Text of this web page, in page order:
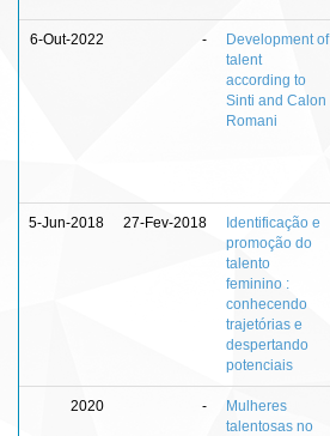
6-Out-2022 -
Development of
talent
according to
Sinti and Calon
Romani
5-Jun-2018 27-Fev-2018
Identificação e
promoção do
talento
feminino :
conhecendo
trajetórias e
despertando
potenciais
2020 -
Mulheres
talentosas no